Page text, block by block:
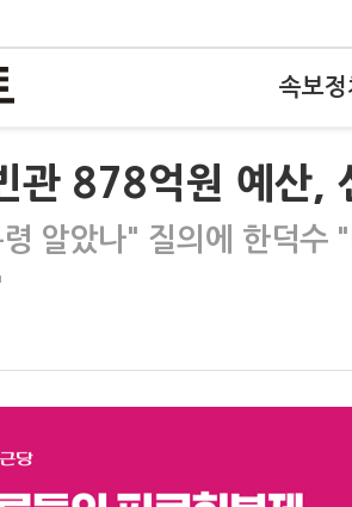
속보정
관 878억원 예산,
알았나" 질의에 한덕수